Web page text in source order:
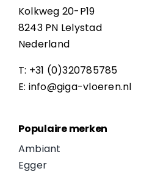
Kolkweg 20-P19
8243 PN Lelystad
Nederland
T: +31 (0)320785785
E: info@giga-vloeren.nl
Populaire merken
Ambiant
Egger